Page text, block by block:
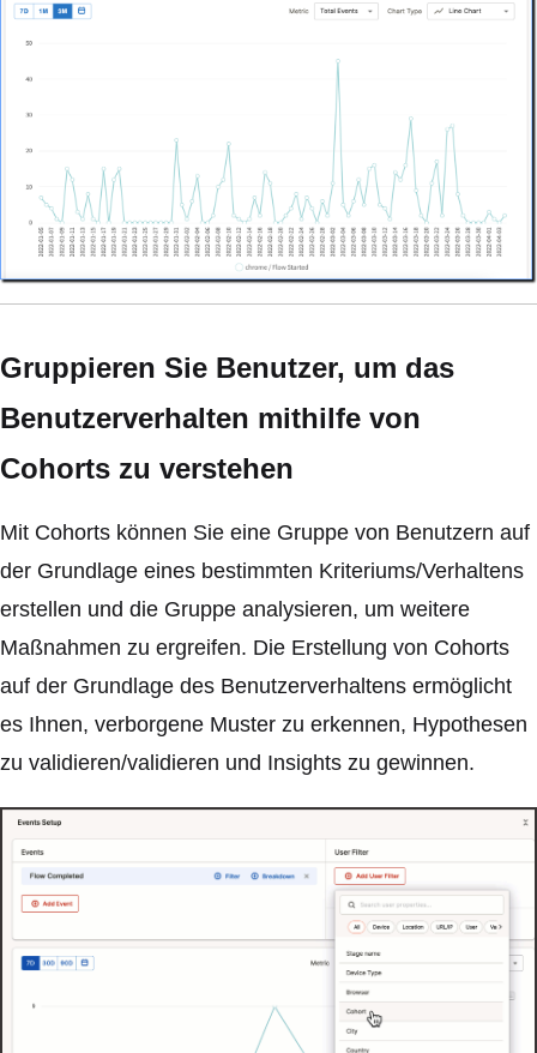
Gruppieren Sie Benutzer, um das
Benutzerverhalten mithilfe von
Cohorts zu verstehen
Mit Cohorts können Sie eine Gruppe von Benutzern auf
der Grundlage eines bestimmten Kriteriums/Verhaltens
erstellen und die Gruppe analysieren, um weitere
Maßnahmen zu ergreifen. Die Erstellung von Cohorts
auf der Grundlage des Benutzerverhaltens ermöglicht
es Ihnen, verborgene Muster zu erkennen, Hypothesen
zu validieren/validieren und Insights zu gewinnen.